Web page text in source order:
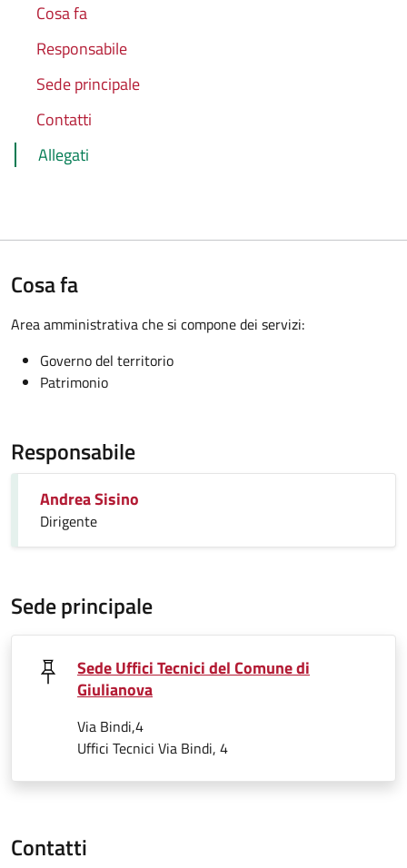
Cosa fa
Responsabile
Sede principale
Contatti
Allegati
Cosa fa
Area amministrativa che si compone dei servizi:
Governo del territorio
Patrimonio
Responsabile
Andrea Sisino
Dirigente
Sede principale
Sede Uffici Tecnici del Comune di
Giulianova
Via Bindi,4
Uffici Tecnici Via Bindi, 4
Contatti